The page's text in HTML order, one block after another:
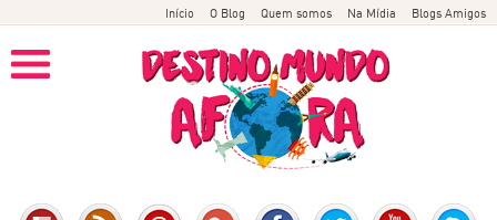
Início O Blog Quem somos Na Mídia Blogs Amigos